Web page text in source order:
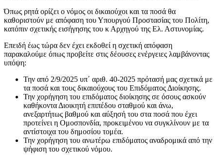
Όπως ρητά ορίζει ο νόμος οι δικαιούχοι και τα ποσά θα
καθοριστούν με απόφαση του Υπουργού Προστασίας του Πολίτη,
κατόπιν σχετικής εισήγησης του κ Αρχηγού της Ελ. Αστυνομίας.
Επειδή έως τώρα δεν έχει εκδοθεί η σχετική απόφαση
παρακαλούμε όπως προβείτε στις δέουσες ενέργειες λαμβάνοντας
υπόψη:
Την από 2/9/2025 υπ΄ αριθ. 40-2025 πρότασή μας σχετικά με
τα ποσά και τους δικαιούχους του Επιδόματος Διοίκησης.
Την χορήγηση του επιδόματος διοίκησης σε όσους ασκούν
καθήκοντα Διοικητή επιπέδου σταθμού και άνω,
ανεξαρτήτως βαθμού και αύξησή του στα ποσά που έχει
προτείνει η Ομοσπονδία, προκειμένου να συγκλίνουν με τα
αντίστοιχα του δημοσίου τομέα.
Την χορήγηση του ανωτέρω επιδόματος αναδρομικά από την
ψήφιση του σχετικού νόμου.